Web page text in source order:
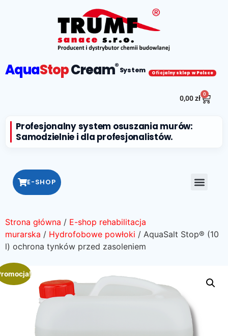
AquaStopCream®System Oficjalny sklep w Polsce
0,00zł
0
Profesjonalny system osuszania murów:
Samodzielnie i dla profesjonalistów.
E-SHOP
Strona główna / E-shop rehabilitacja
murarska / Hydrofobowe powłoki / AquaSalt Stop® (10
l) ochrona tynków przed zasoleniem